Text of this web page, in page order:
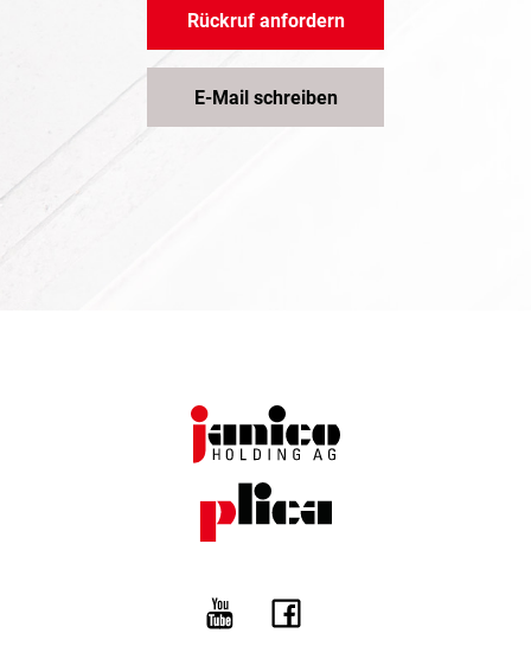
Rückruf anfordern
E-Mail schreiben